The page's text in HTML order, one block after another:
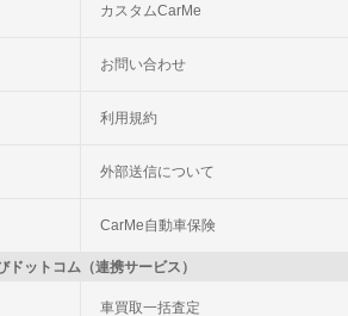
カスタムCarMe
お問い合わせ
利用規約
外部送信について
CarMe自動車保険
ドットコム（連携サービス）
車買取一括査定